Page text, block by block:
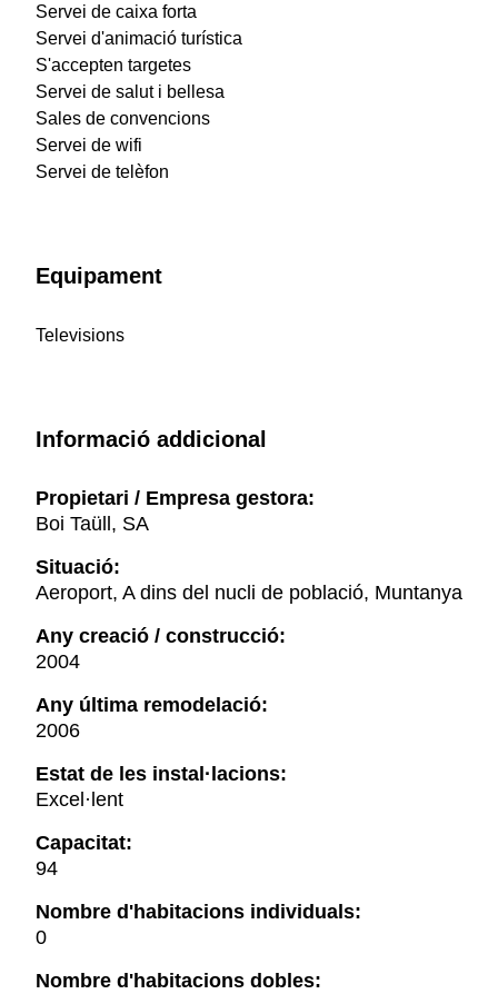
Servei de caixa forta
Servei d'animació turística
S'accepten targetes
Servei de salut i bellesa
Sales de convencions
Servei de wifi
Servei de telèfon
Equipament
Televisions
Informació addicional
Propietari / Empresa gestora:
Boi Taüll, SA
Situació:
Aeroport, A dins del nucli de població, Muntanya
Any creació / construcció:
2004
Any última remodelació:
2006
Estat de les instal·lacions:
Excel·lent
Capacitat:
94
Nombre d'habitacions individuals:
0
Nombre d'habitacions dobles: